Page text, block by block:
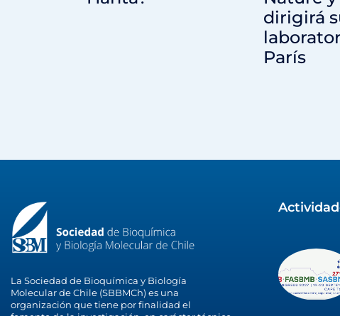
dirigirá
París
La Sociedad de Bioquímica y Biología
Molecular de Chile (SBBMCh) es una
organización que tiene por finalidad el